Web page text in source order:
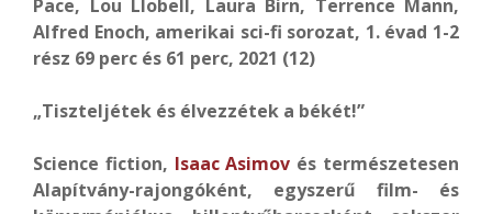
Pace, Lou Llobell, Laura Birn, Terrence Mann,
Alfred Enoch, amerikai sci-fi sorozat, 1. évad 1-2
rész 69 perc és 61 perc, 2021 (12)
„Tiszteljétek és élvezzétek a békét!”
Science fiction, Isaac Asimov és természetesen
Alapítvány-rajongóként, egyszerű film- és